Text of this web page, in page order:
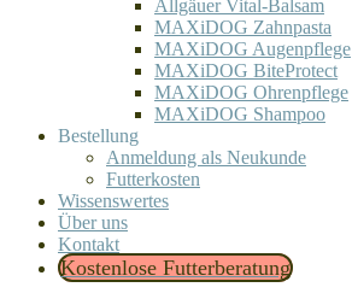
Allgäuer Vital-Balsam
MAXiDOG Zahnpasta
MAXiDOG Augenpflege
MAXiDOG BiteProtect
MAXiDOG Ohrenpflege
MAXiDOG Shampoo
Bestellung
Anmeldung als Neukunde
Futterkosten
Wissenswertes
Über uns
Kontakt
Kostenlose Futterberatung